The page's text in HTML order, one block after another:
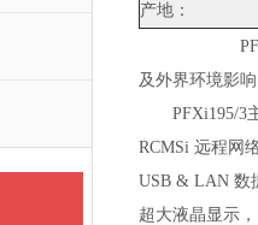
产地：
及外界环境影
PFXi195/3主
RCMSi 远程网
USB & LAN 数
超大液晶显示